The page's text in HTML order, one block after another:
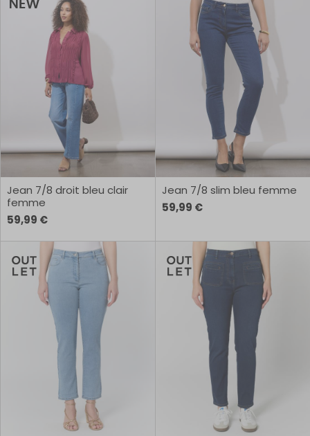
Jean 7/8 droit bleu clair
femme
59,99 €
Jean 7/8 slim bleu femme
59,99 €